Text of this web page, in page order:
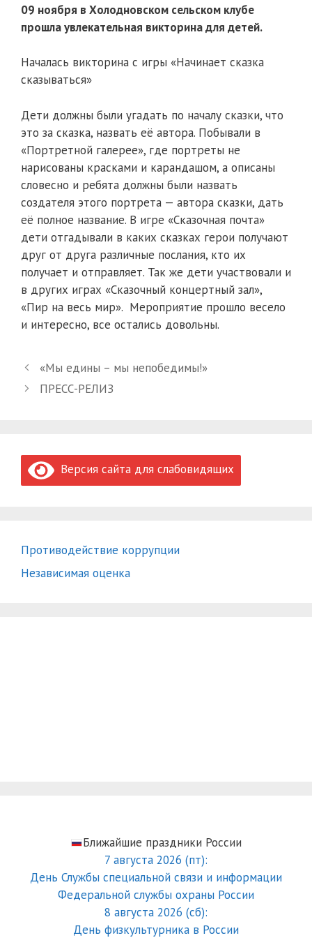
09 ноября в Холодновском сельском клубе
прошла увлекательная викторина для детей.
Началась викторина с игры «Начинает сказка
сказываться»
Дети должны были угадать по началу сказки, что
это за сказка, назвать её автора. Побывали в
«Портретной галерее», где портреты не
нарисованы красками и карандашом, а описаны
словесно и ребята должны были назвать
создателя этого портрета — автора сказки, дать
её полное название. В игре «Сказочная почта»
дети отгадывали в каких сказках герои получают
друг от друга различные послания, кто их
получает и отправляет. Так же дети участвовали и
в других играх «Сказочный концертный зал»,
«Пир на весь мир». Мероприятие прошло весело
и интересно, все остались довольны.
«Мы едины – мы непобедимы!»
ПРЕСС-РЕЛИЗ
Версия сайта для слабовидящих
Противодействие коррупции
Независимая оценка
Ближайшие праздники России
7 августа 2026 (пт):
День Службы специальной связи и информации
Федеральной службы охраны России
8 августа 2026 (сб):
День физкультурника в России